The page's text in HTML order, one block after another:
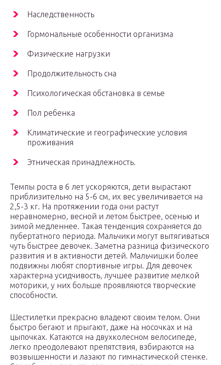
Наследственность
Гормональные особенности организма
Физические нагрузки
Продолжительность сна
Психологическая обстановка в семье
Пол ребенка
Климатические и географические условия
проживания
Этническая принадлежность.
Темпы роста в 6 лет ускоряются, дети вырастают
приблизительно на 5-6 см, их вес увеличивается на
2,5-3 кг. На протяжении года они растут
неравномерно, весной и летом быстрее, осенью и
зимой медленнее. Такая тенденция сохраняется до
пубертатного периода. Мальчики могут вытягиваться
чуть быстрее девочек. Заметна разница физического
развития и в активности детей. Мальчишки более
подвижны любят спортивные игры. Для девочек
характерна усидчивость, лучшее развитие мелкой
моторики, у них больше проявляются творческие
способности.
Шестилетки прекрасно владеют своим телом. Они
быстро бегают и прыгают, даже на носочках и на
цыпочках. Катаются на двухколесном велосипеде,
легко преодолевают препятствия, взбираются на
возвышенности и лазают по гимнастической стенке.